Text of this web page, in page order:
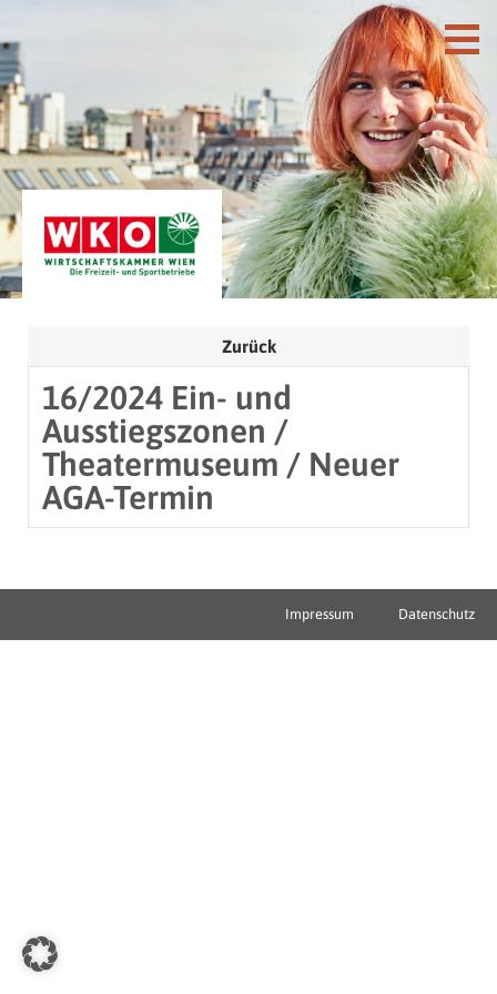
Zurück
16/2024 Ein- und
Ausstiegszonen /
Theatermuseum / Neuer
AGA-Termin
Impressum Datenschutz